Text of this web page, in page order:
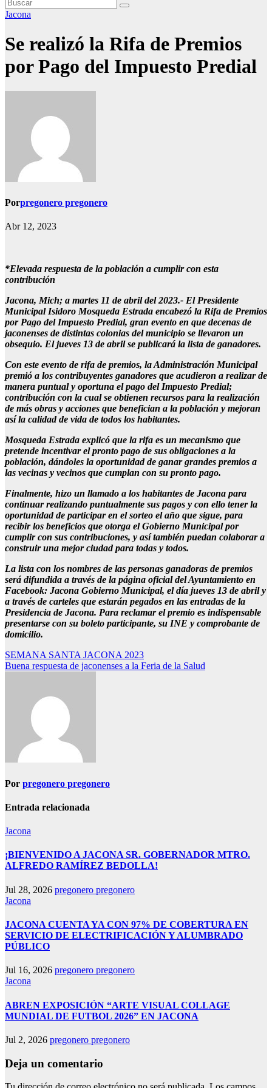
Jacona
Se realizó la Rifa de Premios
por Pago del Impuesto Predial
Porpregonero pregonero
Abr 12, 2023
*Elevada respuesta de la población a cumplir con esta
contribución
Jacona, Mich; a martes 11 de abril del 2023.- El Presidente
Municipal Isidoro Mosqueda Estrada encabezó la Rifa de Premios
por Pago del Impuesto Predial, gran evento en que decenas de
jaconenses de distintas colonias del municipio se llevaron un
obsequio. El jueves 13 de abril se publicará la lista de ganadores.
Con este evento de rifa de premios, la Administración Municipal
premió a los contribuyentes ganadores que acudieron a realizar de
manera puntual y oportuna el pago del Impuesto Predial;
contribución con la cual se obtienen recursos para la realización
de más obras y acciones que benefician a la población y mejoran
así la calidad de vida de todos los habitantes.
Mosqueda Estrada explicó que la rifa es un mecanismo que
pretende incentivar el pronto pago de sus obligaciones a la
población, dándoles la oportunidad de ganar grandes premios a
las vecinas y vecinos que cumplan con su pronto pago.
Finalmente, hizo un llamado a los habitantes de Jacona para
continuar realizando puntualmente sus pagos y con ello tener la
oportunidad de participar en el sorteo el año que sigue, para
recibir los beneficios que otorga el Gobierno Municipal por
cumplir con sus contribuciones, y así también puedan colaborar a
construir una mejor ciudad para todas y todos.
La lista con los nombres de las personas ganadoras de premios
será difundida a través de la página oficial del Ayuntamiento en
Facebook: Jacona Gobierno Municipal, el día jueves 13 de abril y
a través de carteles que estarán pegados en las entradas de la
Presidencia de Jacona. Para reclamar el premio es indispensable
presentarse con su boleto participante, su INE y comprobante de
domicilio.
Navegación
de
SEMANA SANTA JACONA 2023
Buena respuesta de jaconenses a la Feria de la Salud
Por pregonero pregonero
Entrada relacionada
Jacona
¡BIENVENIDO A JACONA SR. GOBERNADOR MTRO.
ALFREDO RAMÍREZ BEDOLLA!
Jul 28, 2026 pregonero pregonero
Jacona
JACONA CUENTA YA CON 97% DE COBERTURA EN
SERVICIO DE ELECTRIFICACIÓN Y ALUMBRADO
PÚBLICO
Jul 16, 2026 pregonero pregonero
Jacona
ABREN EXPOSICIÓN “ARTE VISUAL COLLAGE
MUNDIAL DE FUTBOL 2026” EN JACONA
Jul 2, 2026 pregonero pregonero
Deja un comentario